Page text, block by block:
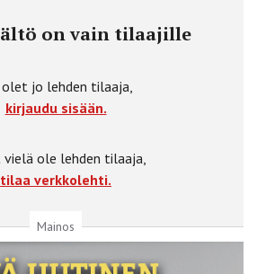
on vain tilaajille
olet jo lehden tilaaja,
kirjaudu sisään.
vielä ole lehden tilaaja,
tilaa verkkolehti.
Mainos